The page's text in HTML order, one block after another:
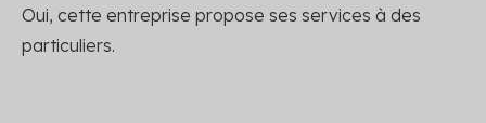
Oui, cette entreprise propose ses services à des
particuliers.